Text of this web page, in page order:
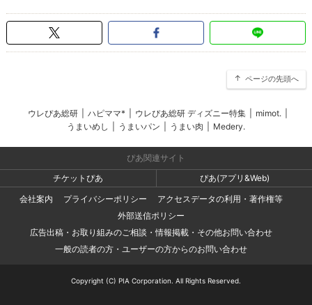
ページの先頭へ
ウレぴあ総研 ハピママ* ウレぴあ総研 ディズニー特集 mimot.
うまいめし
うまいパン うまい肉 Medery.
ぴあ関連サイト
チケットぴあ
ぴあ(アプリ&Web)
会社案内
プライバシーポリシー
アクセスデータの利用・著作権等
外部送信ポリシー
広告出稿・お取り組みのご相談・情報掲載・その他お問い合わせ
一般の読者の方・ユーザーの方からのお問い合わせ
Copyright (C) PIA Corporation. All Rights Reserved.